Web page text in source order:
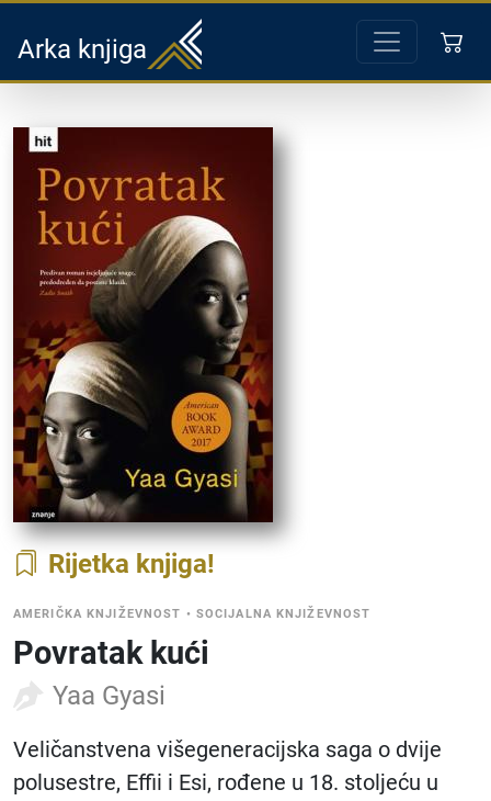
Arka knjiga
Rijetka knjiga
AMERIČKA KNJIŽEVNOST • SOCIJALNA KNJIŽEVNOST
Povratak kući
Yaa Gyasi
Veličanstvena višegeneracijska saga o dvije
polusestre, Effii i Esi, rođene u 18. stoljeću u